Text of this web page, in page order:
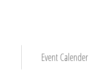
Event Calender